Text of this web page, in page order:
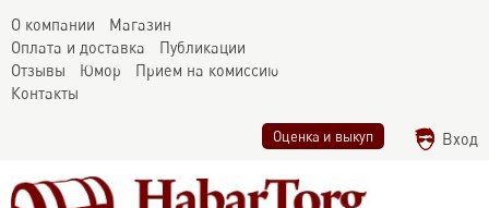
О компании
Магазин
Оплата и доставка
Публикации
Отзывы
Юмор
Прием на комиссию
Контакты
Оценка и выкуп Вход